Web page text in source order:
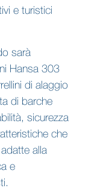
e turistici
sarà
Hansa 303
di alaggio
di barche
sicurezza
che
alla
e